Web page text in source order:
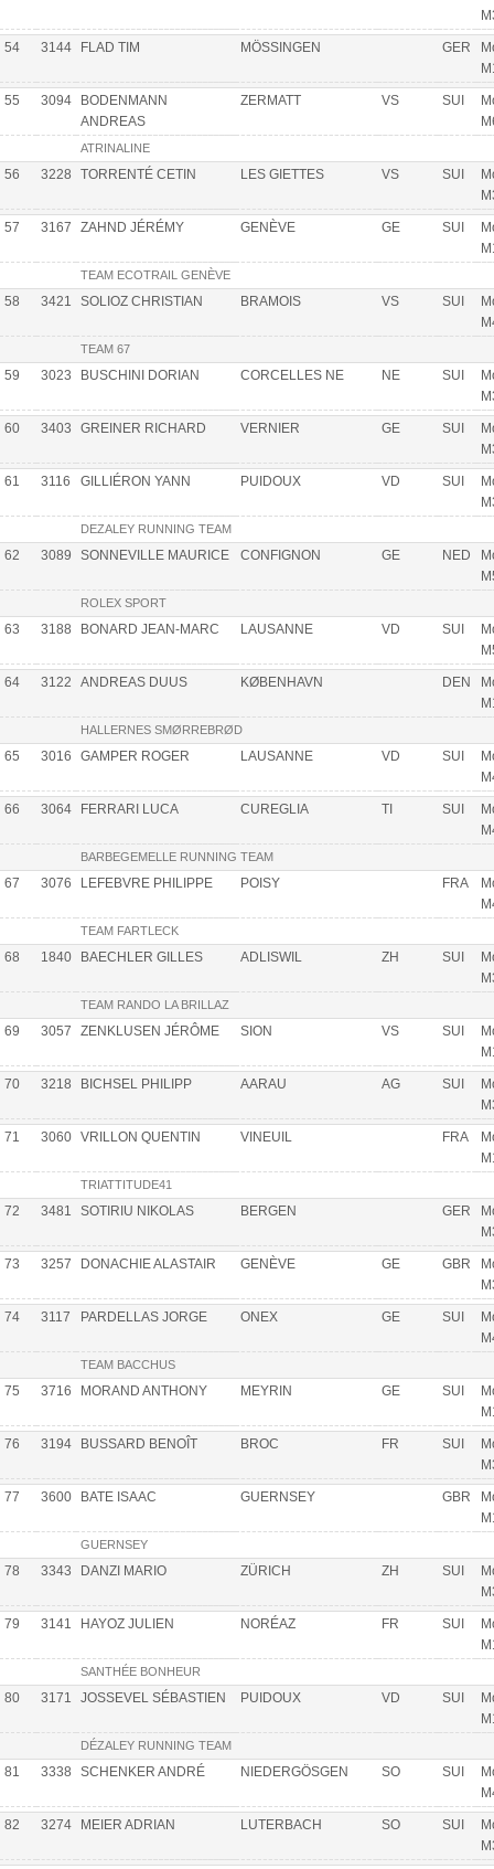
54 3144 FLAD TIM MÖSSINGEN GER
55 3094
BODENMANN
ANDREAS
ZERMATT VS SUI
ATRINALINE
56 3228 TORRENTÉ CETIN LES GIETTES VS SUI
57 3167 ZAHND JÉRÉMY GENÈVE GE SUI
TEAM ECOTRAIL GENÈVE
58 3421 SOLIOZ CHRISTIAN BRAMOIS VS SUI
TEAM 67
59 3023 BUSCHINI DORIAN CORCELLES NE NE SUI
60 3403 GREINER RICHARD VERNIER GE SUI
61 3116 GILLIÉRON YANN PUIDOUX VD SUI
DEZALEY RUNNING TEAM
62 3089 SONNEVILLE MAURICE CONFIGNON GE NED
ROLEX SPORT
63 3188 BONARD JEAN-MARC LAUSANNE VD SUI
64 3122 ANDREAS DUUS KØBENHAVN DEN
HALLERNES SMØRREBRØD
65 3016 GAMPER ROGER LAUSANNE VD SUI
66 3064 FERRARI LUCA CUREGLIA TI SUI
BARBEGEMELLE RUNNING TEAM
67 3076 LEFEBVRE PHILIPPE POISY FRA
TEAM FARTLECK
68 1840 BAECHLER GILLES ADLISWIL ZH SUI
TEAM RANDO LA BRILLAZ
69 3057 ZENKLUSEN JÉRÔME SION VS SUI
70 3218 BICHSEL PHILIPP AARAU AG SUI
71 3060 VRILLON QUENTIN VINEUIL FRA
TRIATTITUDE41
72 3481 SOTIRIU NIKOLAS BERGEN GER
73 3257 DONACHIE ALASTAIR GENÈVE GE GBR
74 3117 PARDELLAS JORGE ONEX GE SUI
TEAM BACCHUS
75 3716 MORAND ANTHONY MEYRIN GE SUI
76 3194 BUSSARD BENOÎT BROC FR SUI
77 3600 BATE ISAAC GUERNSEY GBR
GUERNSEY
78 3343 DANZI MARIO ZÜRICH ZH SUI
79 3141 HAYOZ JULIEN NORÉAZ FR SUI
SANTHÉE BONHEUR
80 3171 JOSSEVEL SÉBASTIEN PUIDOUX VD SUI
DÉZALEY RUNNING TEAM
81 3338 SCHENKER ANDRÉ NIEDERGÖSGEN SO SUI
82 3274 MEIER ADRIAN LUTERBACH SO SUI